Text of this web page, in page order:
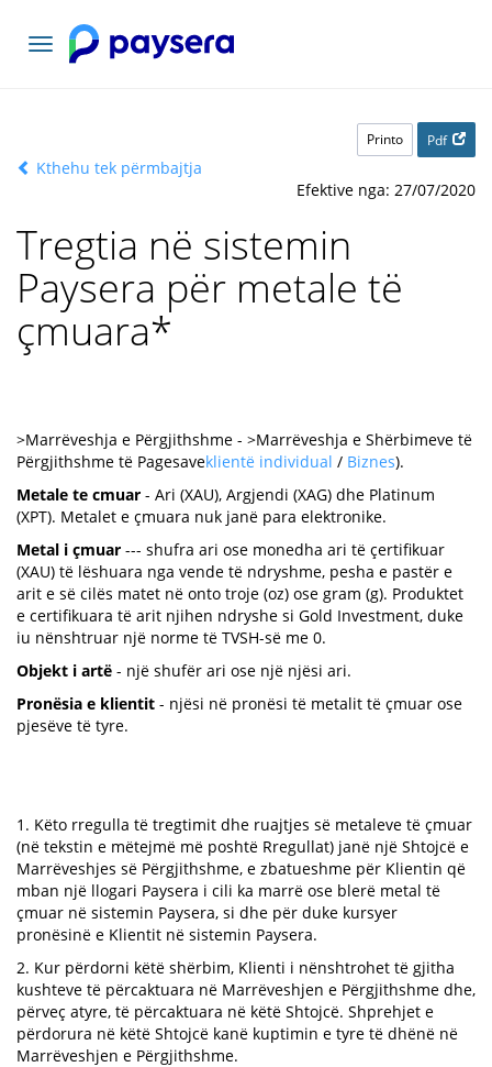
Navigacioni
toggle
Printo Pdf
Kthehu tek përmbajtja
Efektive nga: 27/07/2020
Tregtia në sistemin
Paysera për metale të
çmuara*
>Marrëveshja e Përgjithshme - >Marrëveshja e Shërbimeve të
Përgjithshme të Pagesaveklientë individual / Biznes).
Metale te cmuar - Ari (XAU), Argjendi (XAG) dhe Platinum
(XPT). Metalet e çmuara nuk janë para elektronike.
Metal i çmuar --- shufra ari ose monedha ari të çertifikuar
(XAU) të lëshuara nga vende të ndryshme, pesha e pastër e
arit e së cilës matet në onto troje (oz) ose gram (g). Produktet
e certifikuara të arit njihen ndryshe si Gold Investment, duke
iu nënshtruar një norme të TVSH-së me 0.
Objekt i artë - një shufër ari ose një njësi ari.
Pronësia e klientit - njësi në pronësi të metalit të çmuar ose
pjesëve të tyre.
1. Këto rregulla të tregtimit dhe ruajtjes së metaleve të çmuar
(në tekstin e mëtejmë më poshtë Rregullat) janë një Shtojcë e
Marrëveshjes së Përgjithshme, e zbatueshme për Klientin që
mban një llogari Paysera i cili ka marrë ose blerë metal të
çmuar në sistemin Paysera, si dhe për duke kursyer
pronësinë e Klientit në sistemin Paysera.
2. Kur përdorni këtë shërbim, Klienti i nënshtrohet të gjitha
kushteve të përcaktuara në Marrëveshjen e Përgjithshme dhe,
përveç atyre, të përcaktuara në këtë Shtojcë. Shprehjet e
përdorura në këtë Shtojcë kanë kuptimin e tyre të dhënë në
Marrëveshjen e Përgjithshme.